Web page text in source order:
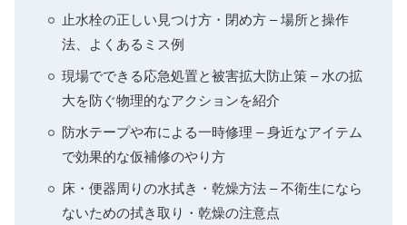
止水栓の正しい見つけ方・閉め方 – 場所と操作
法、よくあるミス例
現場でできる応急処置と被害拡大防止策 – 水の拡
大を防ぐ物理的なアクションを紹介
防水テープや布による一時修理 – 身近なアイテム
で効果的な仮補修のやり方
床・便器周りの水拭き・乾燥方法 – 不衛生になら
ないための拭き取り・乾燥の注意点